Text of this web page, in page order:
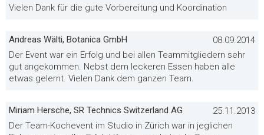
Vielen Dank für die gute Vorbereitung und Koordination
Andreas Wälti, Botanica GmbH
08.09.2014
Der Event war ein Erfolg und bei allen Teammitgliedern sehr
gut angekommen. Nebst dem leckeren Essen haben alle
etwas gelernt. Vielen Dank dem ganzen Team.
Miriam Hersche, SR Technics Switzerland AG
25.11.2013
Der Team-Kochevent im Studio in Zürich war in jeglichen